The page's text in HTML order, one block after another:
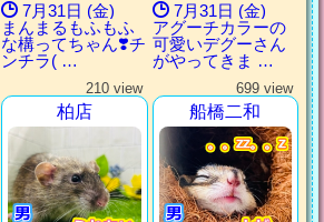
7月31日 (金)
まんまるもふもふ
な構ってちゃん❣️チ
ンチラ( …
7月31日 (金)
アグーチカラーの
可愛いデグーさん
がやってきま …
210 view
柏店
699 view
船橋二和
。。zz。。z
。。zz。。z
。。zz。。z
。。zz。。z